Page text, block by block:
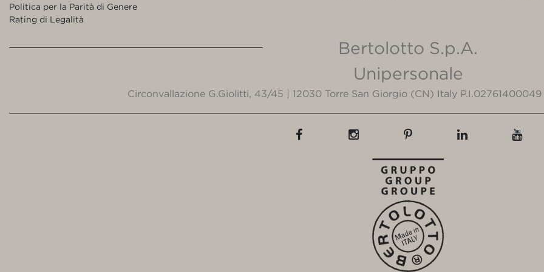
Politica per la Parità di Genere
Rating di Legalità
Bertolotto S.p.A.
Unipersonale
Circonvallazione G.Giolitti, 43/45 | 12030 Torre San Giorgio (CN) Italy